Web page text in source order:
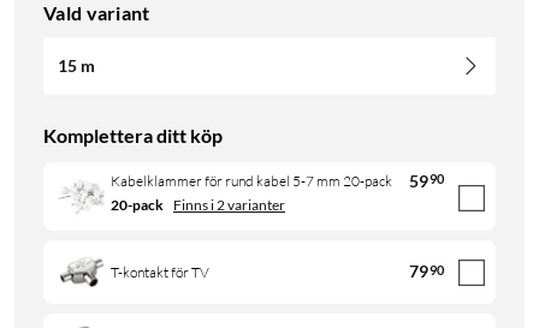
Vald variant
15 m
Komplettera ditt köp
Kabelklammer för rund kabel 5-7 mm 20-pack 5990
20-pack Finns i 2 varianter
T-kontakt för TV 7990